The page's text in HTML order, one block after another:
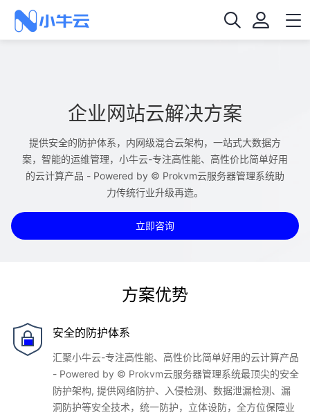
企业网站云解决方案
提供安全的防护体系，内网级混合云架构，一站式大数据方
案，智能的运维管理，小牛云-专注高性能、高性价比简单好用
的云计算产品 - Powered by © Prokvm云服务器管理系统助
力传统行业升级再造。
立即咨询
方案优势
安全的防护体系
汇聚小牛云-专注高性能、高性价比简单好用的云计算产品
- Powered by © Prokvm云服务器管理系统最顶尖的安全
防护架构, 提供网络防护、入侵检测、数据泄漏检测、漏
洞防护等安全技术，统一防护，立体设防，全方位保障业